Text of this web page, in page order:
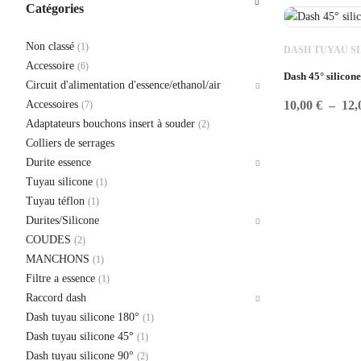
Catégories
Non classé (1)
Accessoire (6)
Circuit d'alimentation d'essence/ethanol/air
Accessoires (7)
Adaptateurs bouchons insert à souder (2)
Colliers de serrages
Durite essence
Tuyau silicone (1)
Tuyau téflon (1)
Durites/Silicone
COUDES (2)
MANCHONS (1)
Filtre a essence (1)
Raccord dash
Dash tuyau silicone 180° (1)
Dash tuyau silicone 45° (1)
Dash tuyau silicone 90° (2)
DASH TUYAU
Dash 45° silicone
10,00 € –